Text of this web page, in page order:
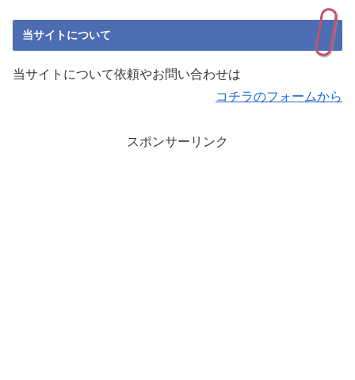
当サイトについて
当サイトについて依頼やお問い合わせは
コチラのフォームから
スポンサーリンク